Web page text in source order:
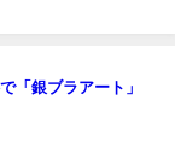
「銀ブラアート」